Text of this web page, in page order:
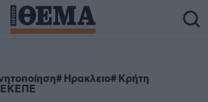
Ηρακλειο Κρήτη